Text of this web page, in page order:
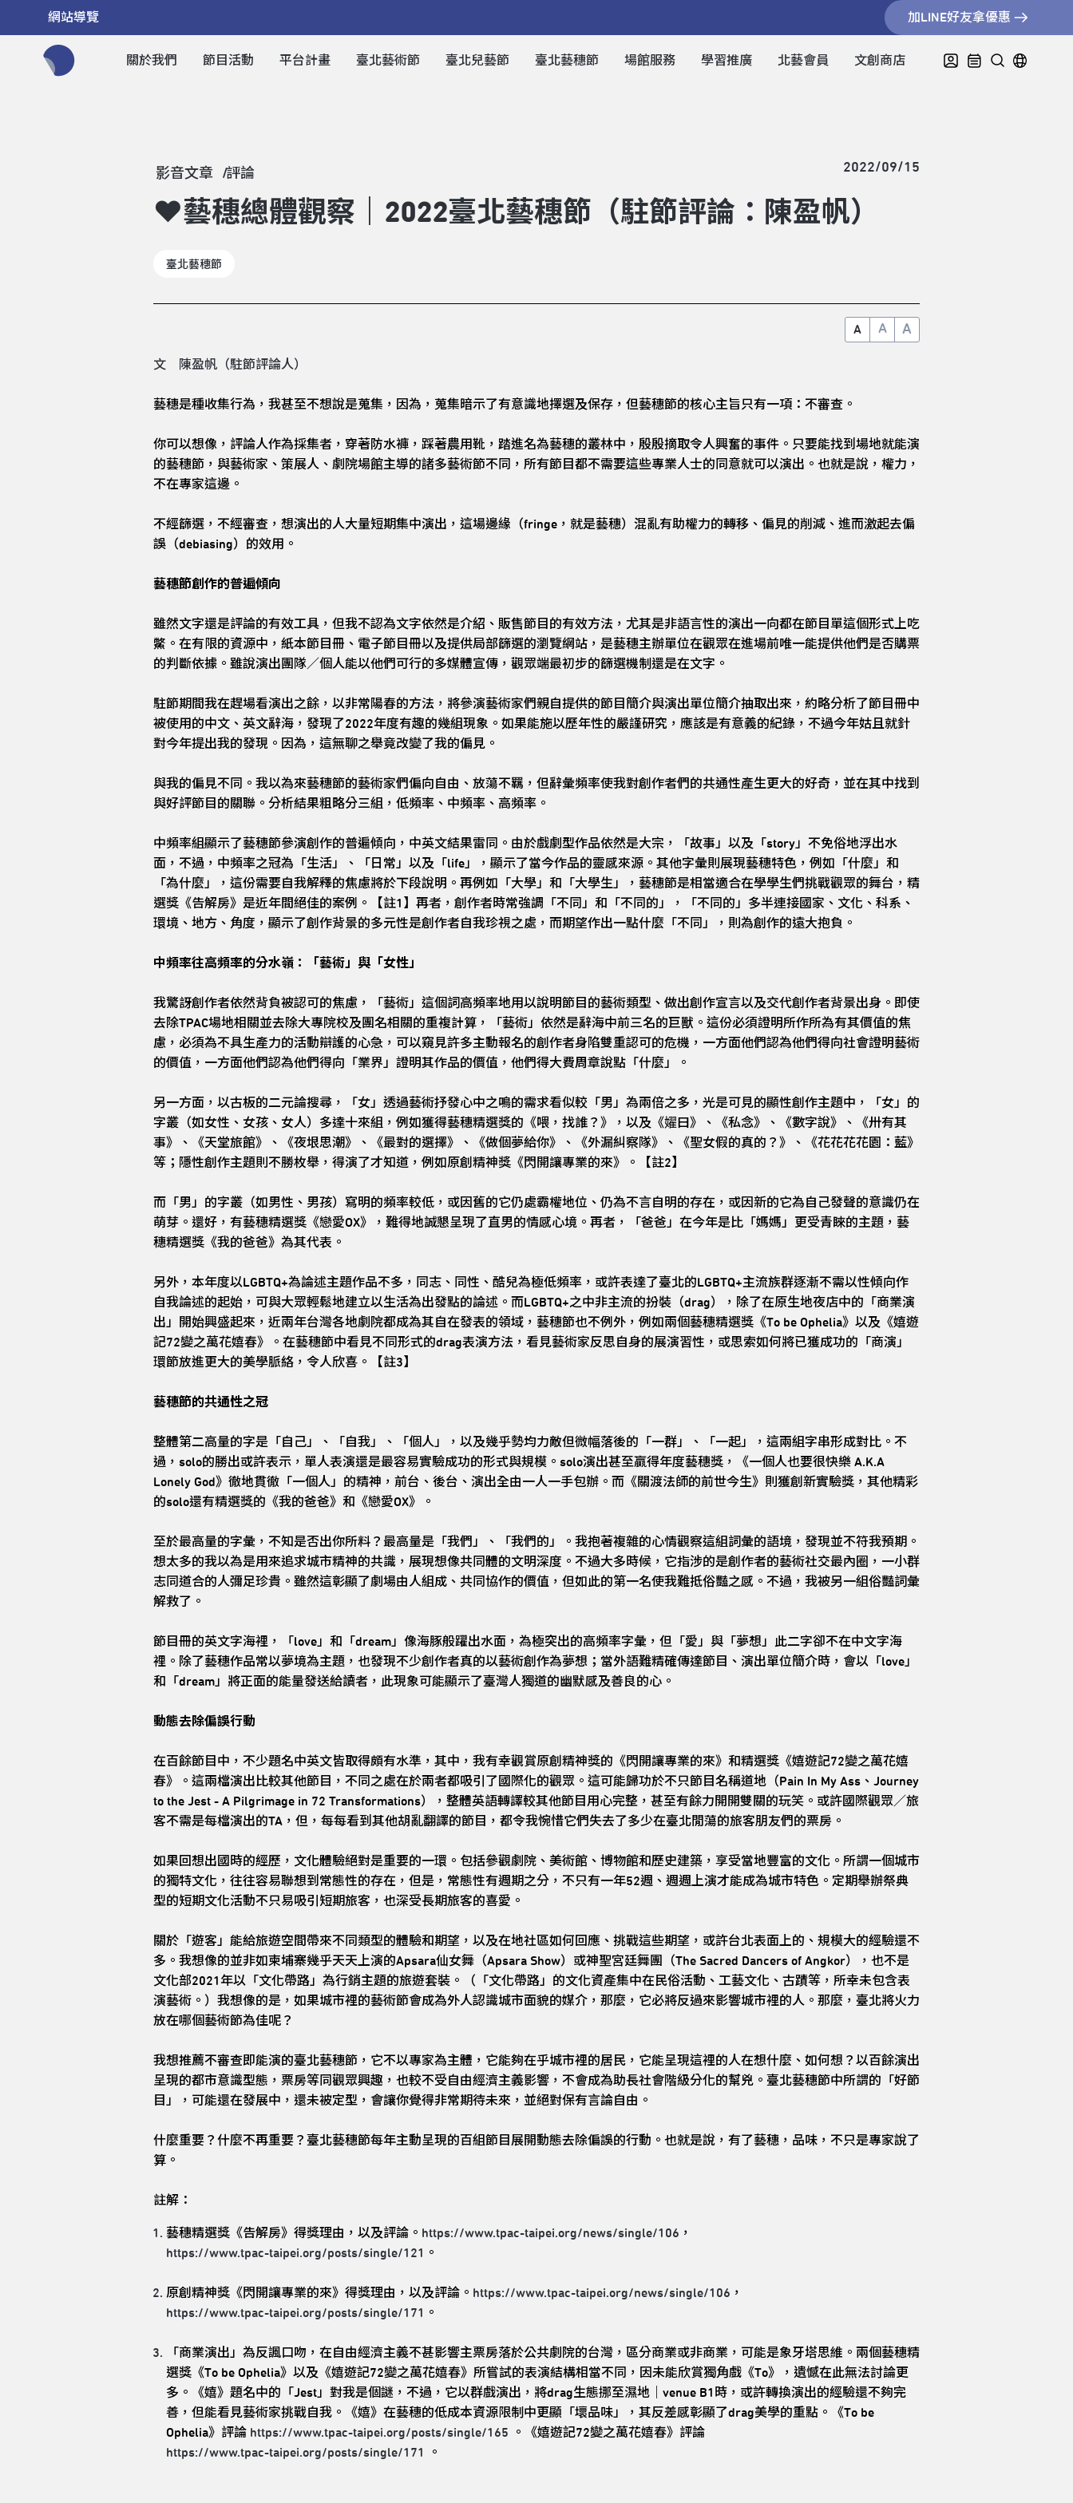
網站導覽 加LINE好友拿優惠
關於我們 節目活動 平台計畫 臺北藝術節 臺北兒藝節 臺北藝穗節 場館服務 學習推廣 北藝會員 文創商店
影音文章 評論 2022/09/15
❤藝穗總體觀察｜2022臺北藝穗節（駐節評論：陳盈帆）
臺北藝穗節
A A A
文 陳盈帆（駐節評論人）
藝穗是種收集行為，我甚至不想說是蒐集，因為，蒐集暗示了有意識地擇選及保存，但藝穗節的核心主旨只有一項：不審查。
你可以想像，評論人作為採集者，穿著防水褲，踩著農用靴，踏進名為藝穗的叢林中，殷殷摘取令人興奮的事件。只要能找到場地就能演
的藝穗節，與藝術家、策展人、劇院場館主導的諸多藝術節不同，所有節目都不需要這些專業人士的同意就可以演出。也就是說，權力，
不在專家這邊。
不經篩選，不經審查，想演出的人大量短期集中演出，這場邊緣（fringe，就是藝穗）混亂有助權力的轉移、偏見的削減、進而激起去偏
誤（debiasing）的效用。
藝穗節創作的普遍傾向
雖然文字還是評論的有效工具，但我不認為文字依然是介紹、販售節目的有效方法，尤其是非語言性的演出一向都在節目單這個形式上吃
鱉。在有限的資源中，紙本節目冊、電子節目冊以及提供局部篩選的瀏覽網站，是藝穗主辦單位在觀眾在進場前唯一能提供他們是否購票
的判斷依據。雖說演出團隊／個人能以他們可行的多媒體宣傳，觀眾端最初步的篩選機制還是在文字。
駐節期間我在趕場看演出之餘，以非常陽春的方法，將參演藝術家們親自提供的節目簡介與演出單位簡介抽取出來，約略分析了節目冊中
被使用的中文、英文辭海，發現了2022年度有趣的幾組現象。如果能施以歷年性的嚴謹研究，應該是有意義的紀錄，不過今年姑且就針
對今年提出我的發現。因為，這無聊之舉竟改變了我的偏見。
與我的偏見不同。我以為來藝穗節的藝術家們偏向自由、放蕩不羈，但辭彙頻率使我對創作者們的共通性產生更大的好奇，並在其中找到
與好評節目的關聯。分析結果粗略分三組，低頻率、中頻率、高頻率。
中頻率組顯示了藝穗節參演創作的普遍傾向，中英文結果雷同。由於戲劇型作品依然是大宗，「故事」以及「story」不免俗地浮出水
面，不過，中頻率之冠為「生活」、「日常」以及「life」，顯示了當今作品的靈感來源。其他字彙則展現藝穗特色，例如「什麼」和
「為什麼」，這份需要自我解釋的焦慮將於下段說明。再例如「大學」和「大學生」，藝穗節是相當適合在學學生們挑戰觀眾的舞台，精
選獎《告解房》是近年間絕佳的案例。【註1】再者，創作者時常強調「不同」和「不同的」，「不同的」多半連接國家、文化、科系、
環境、地方、角度，顯示了創作背景的多元性是創作者自我珍視之處，而期望作出一點什麼「不同」，則為創作的遠大抱負。
中頻率往高頻率的分水嶺：「藝術」與「女性」
我驚訝創作者依然背負被認可的焦慮，「藝術」這個詞高頻率地用以說明節目的藝術類型、做出創作宣言以及交代創作者背景出身。即使
去除TPAC場地相關並去除大專院校及團名相關的重複計算，「藝術」依然是辭海中前三名的巨獸。這份必須證明所作所為有其價值的焦
慮，必須為不具生產力的活動辯護的心急，可以窺見許多主動報名的創作者身陷雙重認可的危機，一方面他們認為他們得向社會證明藝術
的價值，一方面他們認為他們得向「業界」證明其作品的價值，他們得大費周章說點「什麼」。
另一方面，以古板的二元論搜尋，「女」透過藝術抒發心中之鳴的需求看似較「男」為兩倍之多，光是可見的顯性創作主題中，「女」的
字叢（如女性、女孩、女人）多達十來組，例如獲得藝穗精選獎的《喂，找誰？》，以及《嬥曰》、《私念》、《數字說》、《卅有其
事》、《天堂旅館》、《夜垠思潮》、《最對的選擇》、《做個夢給你》、《外漏糾察隊》、《聖女假的真的？》、《花花花花園：藍》
等；隱性創作主題則不勝枚舉，得演了才知道，例如原創精神獎《閃開讓專業的來》。【註2】
而「男」的字叢（如男性、男孩）寫明的頻率較低，或因舊的它仍處霸權地位、仍為不言自明的存在，或因新的它為自己發聲的意識仍在
萌芽。還好，有藝穗精選獎《戀愛OX》，難得地誠懇呈現了直男的情感心境。再者，「爸爸」在今年是比「媽媽」更受青睞的主題，藝
穗精選獎《我的爸爸》為其代表。
另外，本年度以LGBTQ+為論述主題作品不多，同志、同性、酷兒為極低頻率，或許表達了臺北的LGBTQ+主流族群逐漸不需以性傾向作
自我論述的起始，可與大眾輕鬆地建立以生活為出發點的論述。而LGBTQ+之中非主流的扮裝（drag），除了在原生地夜店中的「商業演
出」開始興盛起來，近兩年台灣各地劇院都成為其自在發表的領域，藝穗節也不例外，例如兩個藝穗精選獎《To be Ophelia》以及《嬉遊
記72變之萬花嬉春》。在藝穗節中看見不同形式的drag表演方法，看見藝術家反思自身的展演習性，或思索如何將已獲成功的「商演」
環節放進更大的美學脈絡，令人欣喜。【註3】
藝穗節的共通性之冠
整體第二高量的字是「自己」、「自我」、「個人」，以及幾乎勢均力敵但微幅落後的「一群」、「一起」，這兩組字串形成對比。不
過，solo的勝出或許表示，單人表演還是最容易實驗成功的形式與規模。solo演出甚至贏得年度藝穗獎，《一個人也要很快樂 A.K.A
Lonely God》徹地貫徹「一個人」的精神，前台、後台、演出全由一人一手包辦。而《關渡法師的前世今生》則獲創新實驗獎，其他精彩
的solo還有精選獎的《我的爸爸》和《戀愛OX》。
至於最高量的字彙，不知是否出你所料？最高量是「我們」、「我們的」。我抱著複雜的心情觀察這組詞彙的語境，發現並不符我預期。
想太多的我以為是用來追求城市精神的共識，展現想像共同體的文明深度。不過大多時候，它指涉的是創作者的藝術社交最內圈，一小群
志同道合的人彌足珍貴。雖然這彰顯了劇場由人組成、共同協作的價值，但如此的第一名使我難抵俗豔之感。不過，我被另一組俗豔詞彙
解救了。
節目冊的英文字海裡，「love」和「dream」像海豚般躍出水面，為極突出的高頻率字彙，但「愛」與「夢想」此二字卻不在中文字海
裡。除了藝穗作品常以夢境為主題，也發現不少創作者真的以藝術創作為夢想；當外語難精確傳達節目、演出單位簡介時，會以「love」
和「dream」將正面的能量發送給讀者，此現象可能顯示了臺灣人獨道的幽默感及善良的心。
動態去除偏誤行動
在百餘節目中，不少題名中英文皆取得頗有水準，其中，我有幸觀賞原創精神獎的《閃開讓專業的來》和精選獎《嬉遊記72變之萬花嬉
春》。這兩檔演出比較其他節目，不同之處在於兩者都吸引了國際化的觀眾。這可能歸功於不只節目名稱道地（Pain In My Ass、Journey
to the Jest - A Pilgrimage in 72 Transformations），整體英語轉譯較其他節目用心完整，甚至有餘力開開雙關的玩笑。或許國際觀眾／旅
客不需是每檔演出的TA，但，每每看到其他胡亂翻譯的節目，都令我惋惜它們失去了多少在臺北閒蕩的旅客朋友們的票房。
如果回想出國時的經歷，文化體驗絕對是重要的一環。包括參觀劇院、美術館、博物館和歷史建築，享受當地豐富的文化。所謂一個城市
的獨特文化，往往容易聯想到常態性的存在，但是，常態性有週期之分，不只有一年52週、週週上演才能成為城市特色。定期舉辦祭典
型的短期文化活動不只易吸引短期旅客，也深受長期旅客的喜愛。
關於「遊客」能給旅遊空間帶來不同類型的體驗和期望，以及在地社區如何回應、挑戰這些期望，或許台北表面上的、規模大的經驗還不
多。我想像的並非如柬埔寨幾乎天天上演的Apsara仙女舞（Apsara Show）或神聖宮廷舞團（The Sacred Dancers of Angkor），也不是
文化部2021年以「文化帶路」為行銷主題的旅遊套裝。（「文化帶路」的文化資產集中在民俗活動、工藝文化、古蹟等，所幸未包含表
演藝術。）我想像的是，如果城市裡的藝術節會成為外人認識城市面貌的媒介，那麼，它必將反過來影響城市裡的人。那麼，臺北將火力
放在哪個藝術節為佳呢？
我想推薦不審查即能演的臺北藝穗節，它不以專家為主體，它能夠在乎城市裡的居民，它能呈現這裡的人在想什麼、如何想？以百餘演出
呈現的都市意識型態，票房等同觀眾興趣，也較不受自由經濟主義影響，不會成為助長社會階級分化的幫兇。臺北藝穗節中所謂的「好節
目」，可能還在發展中，還未被定型，會讓你覺得非常期待未來，並絕對保有言論自由。
什麼重要？什麼不再重要？臺北藝穗節每年主動呈現的百組節目展開動態去除偏誤的行動。也就是說，有了藝穗，品味，不只是專家說了
算。
註解：
藝穗精選獎《告解房》得獎理由，以及評論。 https://www.tpac-taipei.org/news/single/106 ，
https://www.tpac-taipei.org/posts/single/121 。
原創精神獎《閃開讓專業的來》得獎理由，以及評論。 https://www.tpac-taipei.org/news/single/106 ，
https://www.tpac-taipei.org/posts/single/171 。
「商業演出」為反諷口吻，在自由經濟主義不甚影響主票房落於公共劇院的台灣，區分商業或非商業，可能是象牙塔思維。兩個藝穗精
選獎《To be Ophelia》以及《嬉遊記72變之萬花嬉春》所嘗試的表演結構相當不同，因未能欣賞獨角戲《To》，遺憾在此無法討論更
多。《嬉》題名中的「Jest」對我是個謎，不過，它以群戲演出，將drag生態挪至濕地｜venue B1時，或許轉換演出的經驗還不夠完
善，但能看見藝術家挑戰自我。《嬉》在藝穗的低成本資源限制中更顯「壞品味」，其反差感彰顯了drag美學的重點。《To be
Ophelia》評論 https://www.tpac-taipei.org/posts/single/165 。《嬉遊記72變之萬花嬉春》評論
https://www.tpac-taipei.org/posts/single/171
。